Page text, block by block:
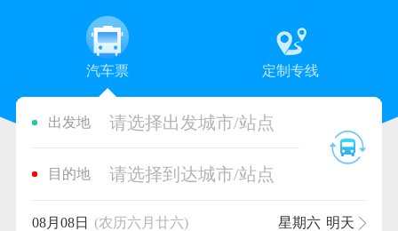
汽车票 定制专线
出发地 请选择出发城市/站点
目的地 请选择到达城市/站点
08月08日 (农历六月廿六) 星期六 明天